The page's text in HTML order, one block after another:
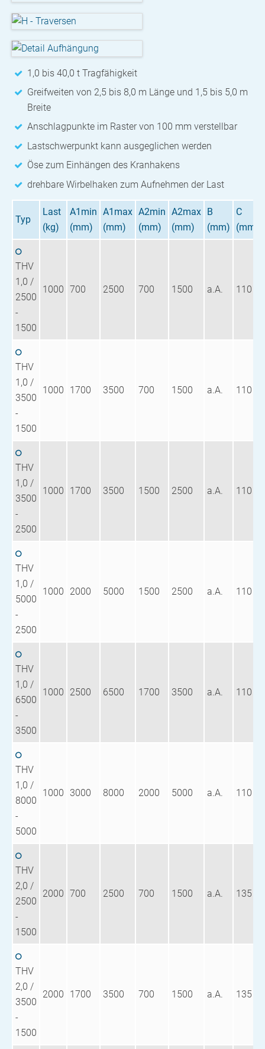
1,0 bis 40,0 t Tragfähigkeit
Greifweiten von 2,5 bis 8,0 m Länge und 1,5 bis 5,0 m
Breite
Anschlagpunkte im Raster von 100 mm verstellbar
Lastschwerpunkt kann ausgeglichen werden
Öse zum Einhängen des Kranhakens
drehbare Wirbelhaken zum Aufnehmen der Last
Typ
Last
(kg)
A1min
(mm)
A1max
(mm)
A2min
(mm)
A2max
(mm)
B
(mm)
C
(mm)
THV
1,0 /
2500
-
1500
1000 700 2500 700 1500 a.A. 110
THV
1,0 /
3500
-
1500
1000 1700 3500 700 1500 a.A. 110
THV
1,0 /
3500
-
2500
1000 1700 3500 1500 2500 a.A. 110
THV
1,0 /
5000
-
2500
1000 2000 5000 1500 2500 a.A. 110
THV
1,0 /
6500
-
3500
1000 2500 6500 1700 3500 a.A. 110
THV
1,0 /
8000
-
5000
1000 3000 8000 2000 5000 a.A. 110
THV
2,0 /
2500
-
1500
2000 700 2500 700 1500 a.A. 135
THV
2,0 /
3500
-
1500
2000 1700 3500 700 1500 a.A. 135